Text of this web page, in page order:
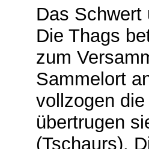
Das Schwert
Die Thags
zum
Sammelort
vollzogen
übertrugen
(Tschaurs).